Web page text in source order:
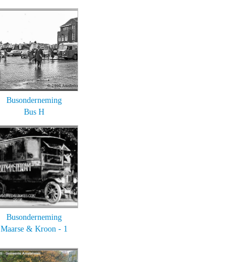
Busonderneming
Bus H
Busonderneming
Maarse & Kroon - 1